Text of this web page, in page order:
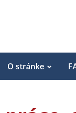
O stránke